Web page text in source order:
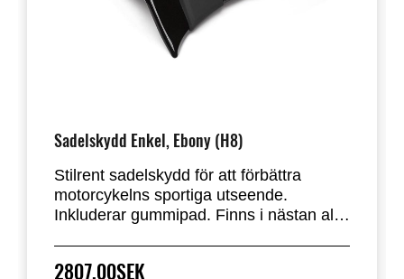
Sadelskydd Enkel, Ebony (H8)
Stilrent sadelskydd för att förbättra
motorcykelns sportiga utseende.
Inkluderar gummipad. Finns i nästan alla
2807,00SEK